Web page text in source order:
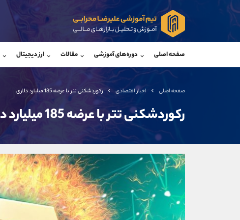
صفحه اصلی دوره‌های آموزشی مقالات ارز دیجیتال
صفحه اصلی اخبار اقتصادی رکوردشکنی تتر با عرضه 185 میلیارد دلاری
رکوردشکنی تتر با عرضه 185 میلیارد دلاری
واتساپ
@Armteam_admin_104
104
اطلاعات تماس
تلفن
بدون پیش شماره
اینستاگرام
کانال تلگرام
کانال بله